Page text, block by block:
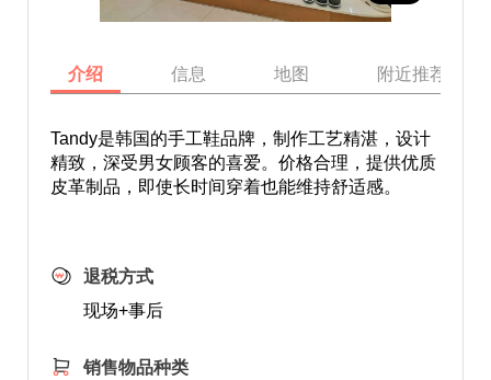
介绍 信息 地图 附近推荐景点
Tandy是韩国的手工鞋品牌，制作工艺精湛，设计
精致，深受男女顾客的喜爱。价格合理，提供优质
皮革制品，即使长时间穿着也能维持舒适感。
退税方式
现场+事后
销售物品种类